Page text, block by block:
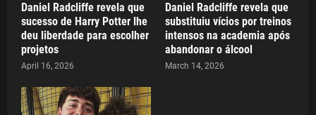
Daniel Radcliffe revela que
sucesso de Harry Potter lhe
deu liberdade para escolher
projetos
April 16, 2026
Daniel Radcliffe revela que
substituiu vícios por treinos
intensos na academia após
abandonar o álcool
March 14, 2026